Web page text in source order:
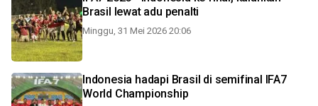
Brasil lewat adu penalti
Minggu, 31 Mei 2026 20:06
Indonesia hadapi Brasil di semifinal IFA7
World Championship